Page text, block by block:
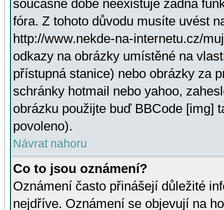
současné době neexistuje žádná
fóra. Z tohoto důvodu musíte uvést
http://www.nekde-na-internetu.cz/
odkazy na obrázky umístěné na
přístupná stanice) nebo obrázky za
schránky hotmail nebo yahoo,
obrázku použijte buď BBCode [img]
povoleno).
Návrat nahoru
Co to jsou oznámení?
Oznámení často přinášejí důležité
nejdříve. Oznámení se objevují na